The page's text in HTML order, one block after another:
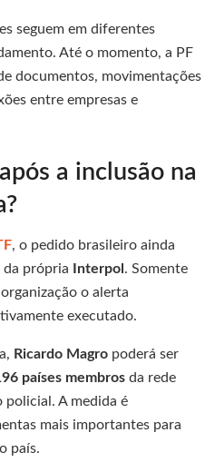
seguem em diferentes
Até o momento, a PF
documentos, movimentações
entre empresas e
a inclusão na
, o pedido brasileiro ainda
da própria
Interpol . Somente
o alerta
executado.
Ricardo Magro poderá ser
países membros da rede
A medida é
mais importantes para
país.